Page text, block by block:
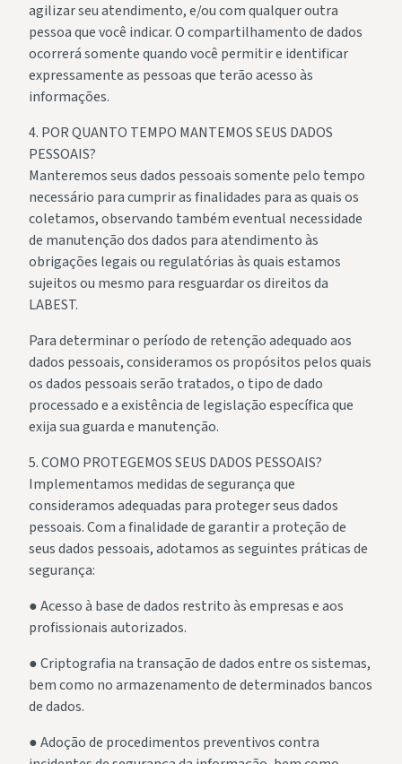
agilizar seu atendimento, e/ou com qualquer outra
pessoa que você indicar. O compartilhamento de dados
ocorrerá somente quando você permitir e identificar
expressamente as pessoas que terão acesso às
informações.
4. POR QUANTO TEMPO MANTEMOS SEUS DADOS
PESSOAIS?
Manteremos seus dados pessoais somente pelo tempo
necessário para cumprir as finalidades para as quais os
coletamos, observando também eventual necessidade
de manutenção dos dados para atendimento às
obrigações legais ou regulatórias às quais estamos
sujeitos ou mesmo para resguardar os direitos da
LABEST.
Para determinar o período de retenção adequado aos
dados pessoais, consideramos os propósitos pelos quais
os dados pessoais serão tratados, o tipo de dado
processado e a existência de legislação específica que
exija sua guarda e manutenção.
5. COMO PROTEGEMOS SEUS DADOS PESSOAIS?
Implementamos medidas de segurança que
consideramos adequadas para proteger seus dados
pessoais. Com a finalidade de garantir a proteção de
seus dados pessoais, adotamos as seguintes práticas de
segurança:
● Acesso à base de dados restrito às empresas e aos
profissionais autorizados.
● Criptografia na transação de dados entre os sistemas,
bem como no armazenamento de determinados bancos
de dados.
● Adoção de procedimentos preventivos contra